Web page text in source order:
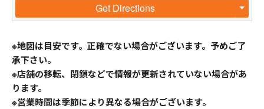
Get Directions
※地図は目安です。正確でない場合がございます。予めご了
承下さい。
※店舗の移転、閉鎖などで情報が更新されていない場合があ
ります。
※営業時間は季節により異なる場合がございます。